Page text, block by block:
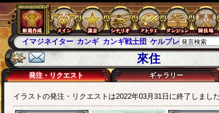
イマジネイター カンギ カンギ戦士団 ケルブレ ケルベロ
來住
発注・リクエスト ギャラリー
イラストの発注・リクエストは2022年03月31日に終了しまし